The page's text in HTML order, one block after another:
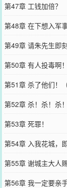
第47章 工钱加倍？
第48章 在下想入军事
第49章 请朱先生即
第50章 有人投毒啊！
第51章 杀了他们！
第52章 杀！杀！杀！
第53章 死罪！
第54章 入我花城，
第55章 谢城主大人
第56章 我一定要亲